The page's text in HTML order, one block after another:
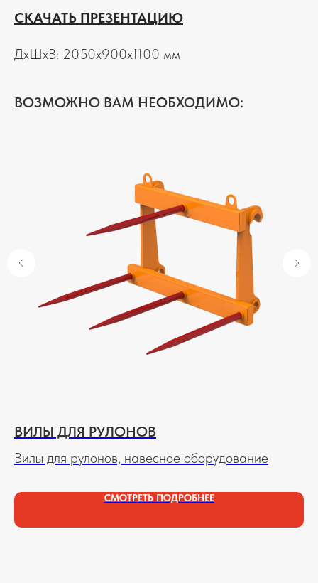
СКАЧАТЬ ПРЕЗЕНТАЦИЮ
ДxШxВ: 2050x900x1100 мм
ВОЗМОЖНО ВАМ НЕОБХОДИМО:
ВИЛЫ ДЛЯ РУЛОНОВ
Вилы для рулонов, навесное оборудование
СМОТРЕТЬ ПОДРОБНЕЕ
КОНТАКТЫ КОМПАНИИ
ЭЛХИМ БЕЛ
офис 401